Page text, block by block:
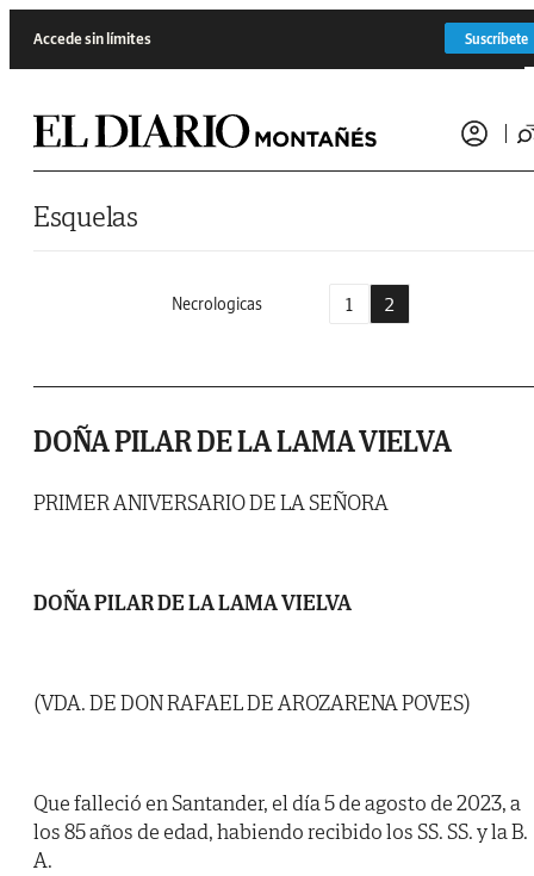
Accede sin límites Suscríbete
Esquelas
Necrologicas 1 2
DOÑA PILAR DE LA LAMA VIELVA
PRIMER ANIVERSARIO DE LA SEÑORA
DOÑA PILAR DE LA LAMA VIELVA
(VDA. DE DON RAFAEL DE AROZARENA POVES)
Que falleció en Santander, el día 5 de agosto de 2023, a
los 85 años de edad, habiendo recibido los SS. SS. y la B.
A.